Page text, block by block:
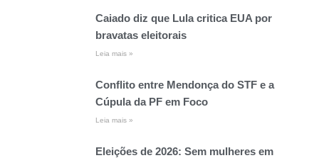
Caiado diz que Lula critica EUA por
bravatas eleitorais
Leia mais »
Conflito entre Mendonça do STF e a
Cúpula da PF em Foco
Leia mais »
Eleições de 2026: Sem mulheres em